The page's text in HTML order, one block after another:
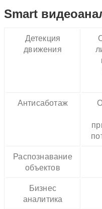
Smart
Детекция
движения
Антисаботаж
Распознавание
объектов
Бизнес
аналитика